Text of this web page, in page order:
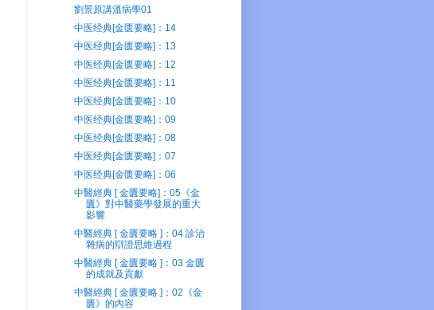
劉景原講溫病學01
中医经典[金匮要略]：14
中医经典[金匮要略]：13
中医经典[金匮要略]：12
中医经典[金匮要略]：11
中医经典[金匮要略]：10
中医经典[金匮要略]：09
中医经典[金匮要略]：08
中医经典[金匮要略]：07
中医经典[金匮要略]：06
中醫經典 [ 金匱要略]：05《金
匱》對中醫藥學發展的重大
影響
中醫經典 [ 金匱要略 ]：04 診治
雜病的辯證思維過程
中醫經典 [ 金匱要略 ]：03 金匱
的成就及貢獻
中醫經典 [ 金匱要略 ]：02《金
匱》的內容